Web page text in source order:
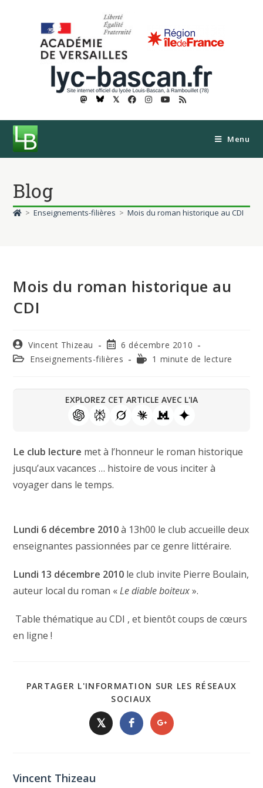
𝕏
Menu
Blog
> Enseignements-filières > Mois du roman historique au CDI
Mois du roman historique au
CDI
Vincent Thizeau
6 décembre 2010
Enseignements-filières
1 minute de lecture
EXPLOREZ CET ARTICLE AVEC L'IA
Le club lecture met à l’honneur le roman historique
jusqu’aux vacances … histoire de vous inciter à
voyager dans le temps.
Lundi 6 décembre 2010à 13h00 le club accueille deux
enseignantes passionnées par ce genre littéraire.
Lundi 13 décembre 2010 le club invite Pierre Boulain,
auteur local du roman «Le diable boiteux».
Table thématique au CDI , et bientôt coups de cœurs
en ligne !
PARTAGER L'INFORMATION SUR LES RÉSEAUX
SOCIAUX
𝕏
Vincent Thizeau